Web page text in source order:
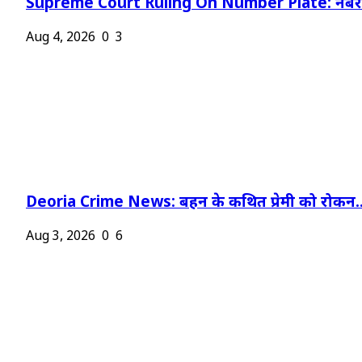
Supreme Court Ruling On Number Plate:
Aug 4, 2026 0 3
Deoria Crime News: बहन के कथित प्रेमी को
Aug 3, 2026 0 6